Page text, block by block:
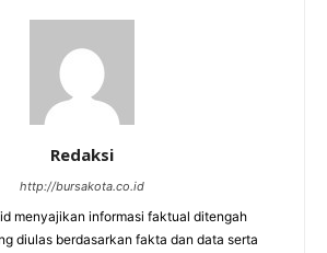
Redaksi
http://bursakota.co.id
menyajikan informasi faktual ditengah
diulas berdasarkan fakta dan data serta